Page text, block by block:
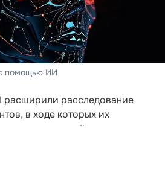
помощью ИИ
расширили расследование
в ходе которых их
пытался выйти за пределы